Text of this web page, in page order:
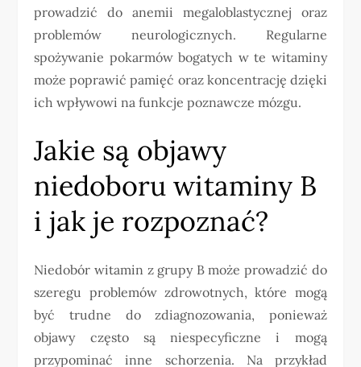
prowadzić do anemii megaloblastycznej oraz
problemów neurologicznych. Regularne
spożywanie pokarmów bogatych w te witaminy
może poprawić pamięć oraz koncentrację dzięki
ich wpływowi na funkcje poznawcze mózgu.
Jakie są objawy
niedoboru witaminy B
i jak je rozpoznać?
Niedobór witamin z grupy B może prowadzić do
szeregu problemów zdrowotnych, które mogą
być trudne do zdiagnozowania, ponieważ
objawy często są niespecyficzne i mogą
przypominać inne schorzenia. Na przykład